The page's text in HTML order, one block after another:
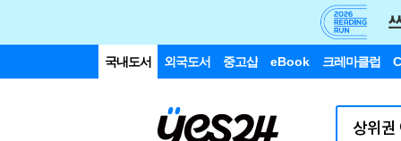
국내도서 외국도서 중고샵 eBook 크레마클럽